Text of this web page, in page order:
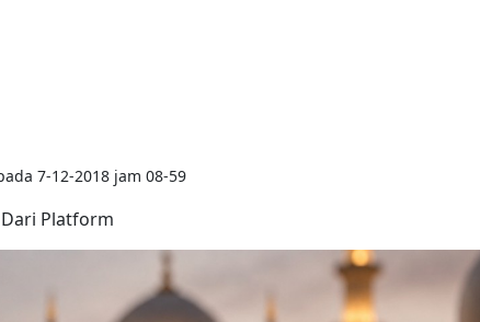
7-12-2018 jam 08-59
Platform